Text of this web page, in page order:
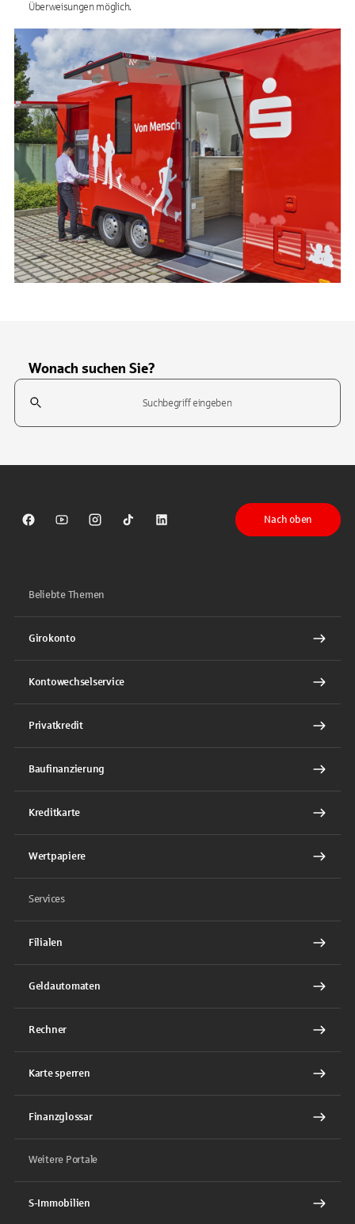
Überweisungen möglich.
Wonach suchen Sie?
Suchfeld
Sparkasse auf Facebook
Sparkasse auf Youtube
Sparkasse auf Instagram
Sparkasse auf TikTok
Sparkasse auf LinkedIn
Nach oben
Beliebte Themen
Girokonto
Kontowechselservice
Privatkredit
Baufinanzierung
Kreditkarte
Wertpapiere
Services
Filialen
Geldautomaten
Rechner
Karte sperren
Finanzglossar
Weitere Portale
S-Immobilien